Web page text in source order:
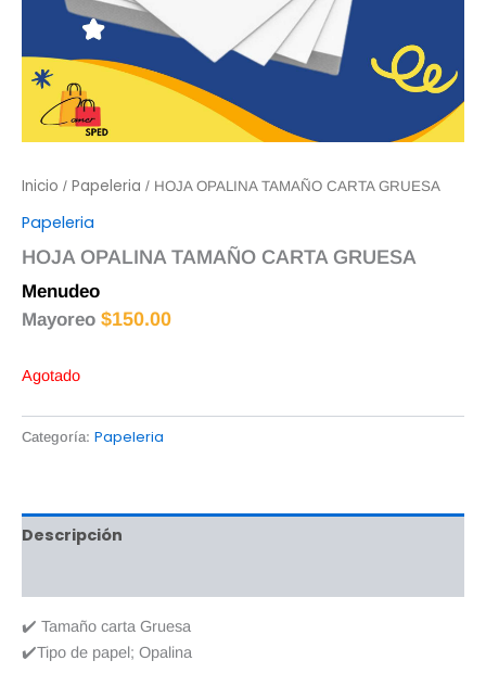
Inicio / Papeleria / HOJA OPALINA TAMAÑO CARTA GRUESA
Papeleria
HOJA OPALINA TAMAÑO CARTA GRUESA
Menudeo
Mayoreo $150.00
Agotado
Categoría: Papeleria
Descripción
✔️ Tamaño carta Gruesa
✔️Tipo de papel; Opalina